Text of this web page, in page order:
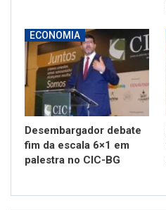
ECONOMIA
Desembargador debate
fim da escala 6×1 em
palestra no CIC-BG